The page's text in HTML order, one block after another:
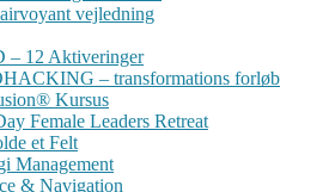
vejledning
12 Aktiveringer
– transformations forløb
Kursus
Female Leaders Retreat
et Felt
Management
& Navigation